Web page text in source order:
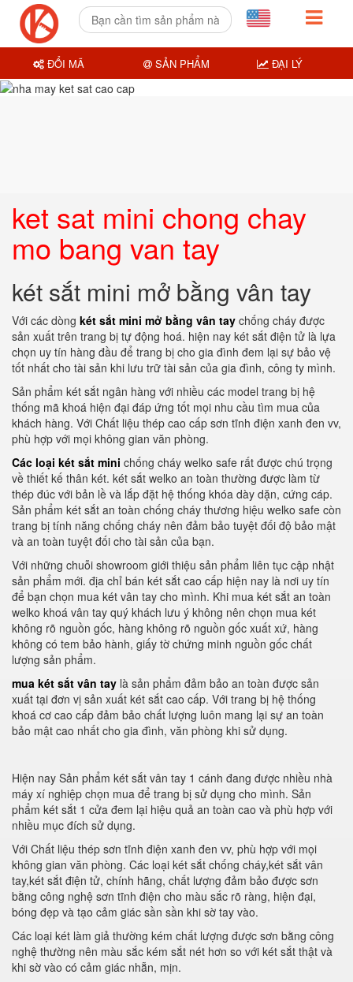
ket sat mini chong chay
mo bang van tay
két sắt mini mở bằng vân tay
Với các dòng két sắt mini mở bằng vân tay chống cháy được
sản xuất trên trang bị tự động hoá. hiện nay két sắt điện tử là lựa
chọn uy tín hàng đầu để trang bị cho gia đình đem lại sự bảo vệ
tốt nhất cho tài sản khi lưu trữ tài sản của gia đình, công ty mình.
Sản phẩm két sắt ngân hàng với nhiều các model trang bị hệ
thống mã khoá hiện đại đáp ứng tốt mọi nhu cầu tìm mua của
khách hàng. Với Chất liệu thép cao cấp sơn tĩnh điện xanh đen vv,
phù hợp với mọi không gian văn phòng.
Các loại két sắt mini chống cháy welko safe rất được chú trọng
về thiết kế thân két. két sắt welko an toàn thường được làm từ
thép đúc với bản lề và lắp đặt hệ thống khóa dày dặn, cứng cáp.
Sản phẩm két sắt an toàn chống cháy thương hiệu welko safe còn
trang bị tính năng chống cháy nên đảm bảo tuyệt đối độ bảo mật
và an toàn tuyệt đối cho tài sản của bạn.
Với những chuỗi showroom giới thiệu sản phẩm liên tục cập nhật
sản phẩm mới. địa chỉ bán két sắt cao cấp hiện nay là nơi uy tín
để bạn chọn mua két vân tay cho mình. Khi mua két sắt an toàn
welko khoá vân tay quý khách lưu ý không nên chọn mua két
không rõ nguồn gốc, hàng không rõ nguồn gốc xuất xứ, hàng
không có tem bảo hành, giấy tờ chứng minh nguồn gốc chất
lượng sản phẩm.
mua két sắt vân tay là sản phẩm đảm bảo an toàn được sản
xuất tại đơn vị sản xuất két sắt cao cấp. Với trang bị hệ thống
khoá cơ cao cấp đảm bảo chất lượng luôn mang lại sự an toàn
bảo mật cao nhất cho gia đình, văn phòng khi sử dụng.
Hiện nay Sản phẩm két sắt vân tay 1 cánh đang được nhiều nhà
máy xí nghiệp chọn mua để trang bị sử dụng cho mình. Sản
phẩm két sắt 1 cửa đem lại hiệu quả an toàn cao và phù hợp với
nhiều mục đích sử dụng.
Với Chất liệu thép sơn tĩnh điện xanh đen vv, phù hợp với mọi
không gian văn phòng. Các loại két sắt chống cháy,két sắt vân
tay,két sắt điện tử, chính hãng, chất lượng đảm bảo được sơn
bằng công nghệ sơn tĩnh điện cho màu sắc rõ ràng, hiện đại,
bóng đẹp và tạo cảm giác sần sần khi sờ tay vào.
Các loại két làm giả thường kém chất lượng được sơn bằng công
nghệ thường nên màu sắc kém sắt nét hơn so với két sắt thật và
khi sờ vào có cảm giác nhẵn, mịn.
ĐỔI MÃ SẢN PHẨM ĐẠI LÝ